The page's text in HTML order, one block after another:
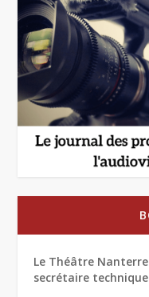
Le Théâtre
secrétaire